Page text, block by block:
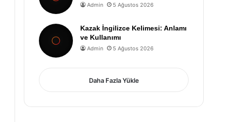
Admin 5 Ağustos 2026
Kazak İngilizce Kelimesi: Anlamı
ve Kullanımı
Admin 5 Ağustos 2026
Daha Fazla Yükle